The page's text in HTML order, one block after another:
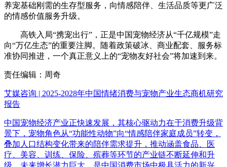
养宠基础刚需的生存型服务，向情感陪伴、生活品质等更广泛
的情感价值服务升级。
高铁入局“携宠出行”，正是中国宠物经济从“千亿规模”走
向“万亿生态”的重要注脚。随着政策破冰、商业配套、服务标
准协同推进，一个真正意义上的“宠物友好社会”将加速到来。
责任编辑：周奇
艾媒咨询 | 2025-2028年中国情绪消费与宠物产业生态商机研究
报告
中国宠物经济产业正快速发展，其核心驱动力在于消费升级背
景下，宠物角色从“功能性动物”向“情感陪伴家庭成员”转变，
叠加人口结构变化带来的陪伴需求提升，推动涵盖食品、医
疗、美容、训练、保险、殡葬等环节的产业链不断延伸和升